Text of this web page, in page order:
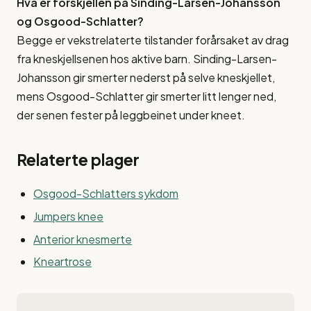
og Osgood-Schlatter?
Begge er vekstrelaterte tilstander forårsaket av drag
fra kneskjellsenen hos aktive barn. Sinding-Larsen-
Johansson gir smerter nederst på selve kneskjellet,
mens Osgood-Schlatter gir smerter litt lenger ned,
der senen fester på leggbeinet under kneet.
Relaterte plager
Osgood-Schlatters sykdom
Jumpers knee
Anterior knesmerte
Kneartrose